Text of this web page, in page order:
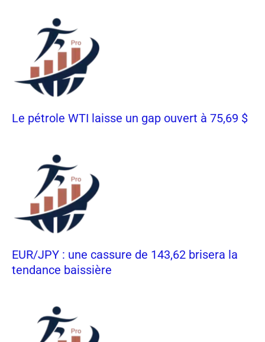
Le pétrole WTI laisse un gap ouvert à 75,69 $
EUR/JPY : une cassure de 143,62 brisera la
tendance baissière